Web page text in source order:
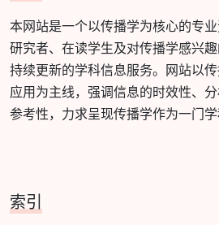
本网站是一个以传播学为核心的专
研究者、在读学生及对传播学感兴趣
持续更新的学科信息服务。网站以
应用为主线，强调信息的时效性、
参考性，力求呈现传播学作为一门学
索引